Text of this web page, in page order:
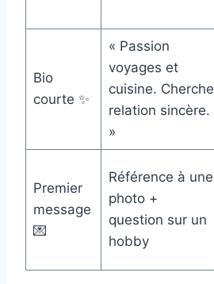
Bio
courte ✨
« Passion
voyages et
cuisine. Cherche
relation sincère.
»
Premier
message
💌
Référence à une
photo +
question sur un
hobby